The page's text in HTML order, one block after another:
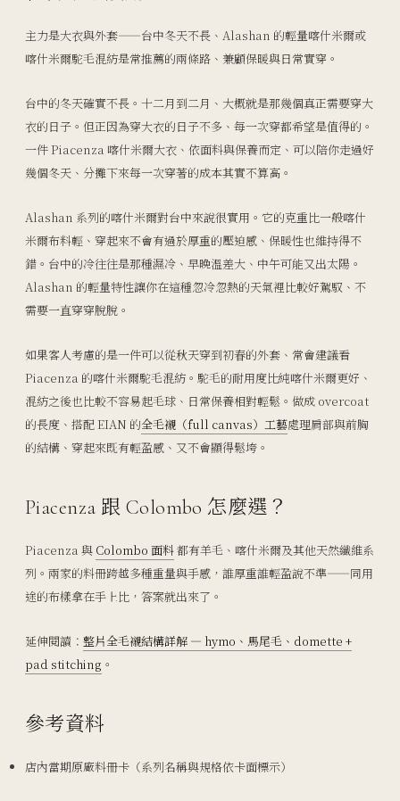
主力是大衣與外套——台中冬天不長、Alashan 的輕量喀什米爾或
喀什米爾駝毛混紡是常推薦的兩條路、兼顧保暖與日常實穿。
台中的冬天確實不長。十二月到二月、大概就是那幾個真正需要穿大
衣的日子。但正因為穿大衣的日子不多、每一次穿都希望是值得的。
一件 Piacenza 喀什米爾大衣、依面料與保養而定、可以陪你走過好
幾個冬天、分攤下來每一次穿著的成本其實不算高。
Alashan 系列的喀什米爾對台中來說很實用。它的克重比一般喀什
米爾布料輕、穿起來不會有過於厚重的壓迫感、保暖性也維持得不
錯。台中的冷往往是那種濕冷、早晚溫差大、中午可能又出太陽。
Alashan 的輕量特性讓你在這種忽冷忽熱的天氣裡比較好駕馭、不
需要一直穿穿脫脫。
如果客人考慮的是一件可以從秋天穿到初春的外套、常會建議看
Piacenza 的喀什米爾駝毛混紡。駝毛的耐用度比純喀什米爾更好、
混紡之後也比較不容易起毛球、日常保養相對輕鬆。做成 overcoat
的長度、搭配 EIAN 的全毛襯（full canvas）工藝處理肩部與前胸
的結構、穿起來既有輕盈感、又不會顯得鬆垮。
Piacenza 跟 Colombo 怎麼選？
Piacenza 與 Colombo 面料都有羊毛、喀什米爾及其他天然纖維系
列。兩家的料冊跨越多種重量與手感，誰厚重誰輕盈說不準——同用
途的布樣拿在手上比，答案就出來了。
延伸閱讀： 整片全毛襯結構詳解 — hymo、馬尾毛、domette +
pad stitching 。
參考資料
店內當期原廠料冊卡（系列名稱與規格依卡面標示）